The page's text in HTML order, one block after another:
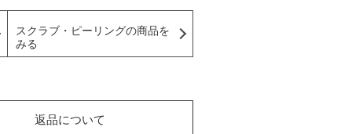
スクラブ・ピーリングの商品を
みる
返品について